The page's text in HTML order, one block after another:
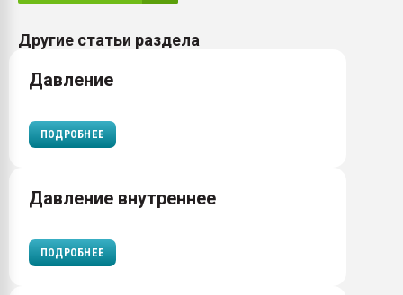
Другие статьи раздела
Давление
ПОДРОБНЕЕ
Давление внутреннее
ПОДРОБНЕЕ